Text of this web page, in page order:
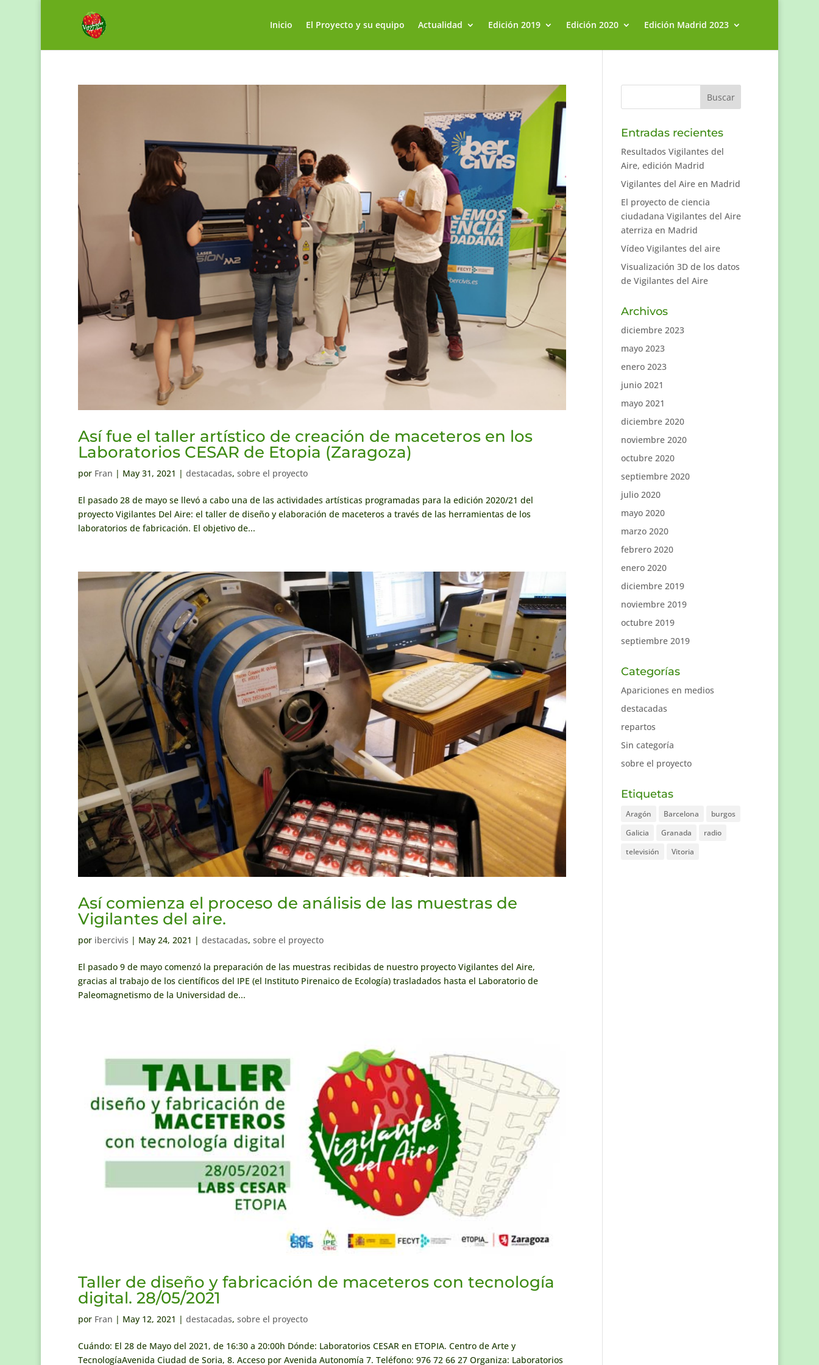
Inicio El Proyecto y su equipo Actualidad Edición 2019 Edición 2020 Edición Madrid 2023
Así fue el taller artístico de creación de maceteros en los
Laboratorios CESAR de Etopia (Zaragoza)
por Fran | May 31, 2021 | destacadas, sobre el proyecto
El pasado 28 de mayo se llevó a cabo una de las actividades artísticas programadas para la edición 2020/21 del
proyecto Vigilantes Del Aire: el taller de diseño y elaboración de maceteros a través de las herramientas de los
laboratorios de fabricación. El objetivo de...
Así comienza el proceso de análisis de las muestras de
Vigilantes del aire.
por ibercivis | May 24, 2021 | destacadas, sobre el proyecto
El pasado 9 de mayo comenzó la preparación de las muestras recibidas de nuestro proyecto Vigilantes del Aire,
gracias al trabajo de los científicos del IPE (el Instituto Pirenaico de Ecología) trasladados hasta el Laboratorio de
Paleomagnetismo de la Universidad de...
Taller de diseño y fabricación de maceteros con tecnología
digital. 28/05/2021
por Fran | May 12, 2021 | destacadas, sobre el proyecto
Cuándo: El 28 de Mayo del 2021, de 16:30 a 20:00h Dónde: Laboratorios CESAR en ETOPIA. Centro de Arte y
TecnologíaAvenida Ciudad de Soria, 8. Acceso por Avenida Autonomía 7. Teléfono: 976 72 66 27 Organiza: Laboratorios
Entradas recientes
Resultados Vigilantes del
Aire, edición Madrid
Vigilantes del Aire en Madrid
El proyecto de ciencia
ciudadana Vigilantes del Aire
aterriza en Madrid
Vídeo Vigilantes del aire
Visualización 3D de los datos
de Vigilantes del Aire
Archivos
diciembre 2023
mayo 2023
enero 2023
junio 2021
mayo 2021
diciembre 2020
noviembre 2020
octubre 2020
septiembre 2020
julio 2020
mayo 2020
marzo 2020
febrero 2020
enero 2020
diciembre 2019
noviembre 2019
octubre 2019
septiembre 2019
Categorías
Apariciones en medios
destacadas
repartos
Sin categoría
sobre el proyecto
Etiquetas
Aragón Barcelona
burgos
Galicia
Granada
radio
televisión
Vitoria